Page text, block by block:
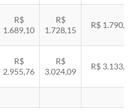
R$
1.689,10
R$
1.728,15
R$
R$
2.955,76
R$
3.024,09
R$